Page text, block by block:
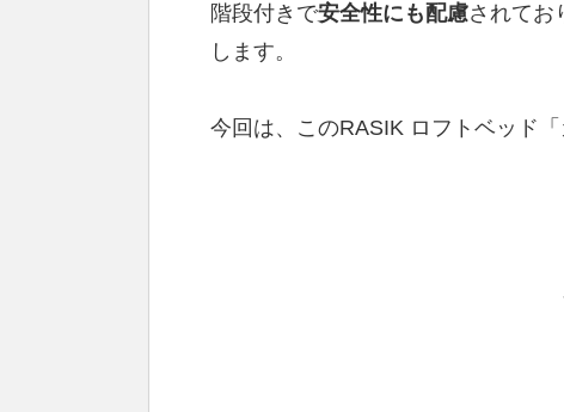
階段付きで安全性にも配慮されてお
します。
今回は、このRASIK ロフトベッド